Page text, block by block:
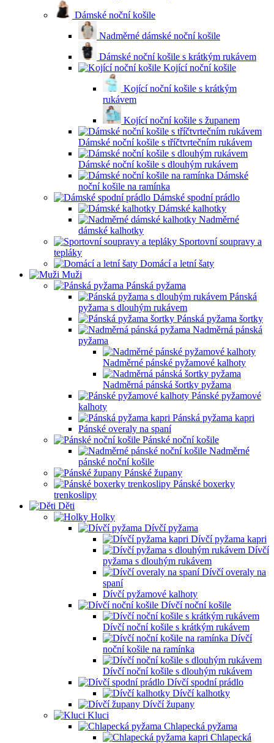
Dámské noční košile
Nadměrné dámské noční košile
Dámské noční košile s krátkým rukávem
Kojící noční košile
Kojící noční košile s krátkým
rukávem
Kojící noční košile s županem
Dámské noční košile s tříčtvrtečním rukávem
Dámské noční košile s dlouhým rukávem
Dámské
noční košile na ramínka
Dámské spodní prádlo
Dámské kalhotky
Nadměrné
dámské kalhotky
Sportovní soupravy a
tepláky
Domácí a letní šaty
Muži
Pánská pyžama
Pánská
pyžama s dlouhým rukávem
Pánská pyžama šortky
Nadměrná pánská
pyžama
Nadměrné pánské pyžamové kalhoty
Nadměrná pánská šortky pyžama
Pánské pyžamové
kalhoty
Pánská pyžama kapri
Pánské overaly na spaní
Pánské noční košile
Nadměrné
pánské noční košile
Pánské župany
Pánské boxerky
trenkoslipy
Děti
Holky
Dívčí pyžama
Dívčí pyžama kapri
Dívčí
pyžama s dlouhým rukávem
Dívčí overaly na
spaní
Dívčí pyžamové kalhoty
Dívčí noční košile
Dívčí noční košile s krátkým rukávem
Dívčí
noční košile na ramínka
Dívčí noční košile s dlouhým rukávem
Dívčí spodní prádlo
Dívčí kalhotky
Dívčí župany
Kluci
Chlapecká pyžama
Chlapecká